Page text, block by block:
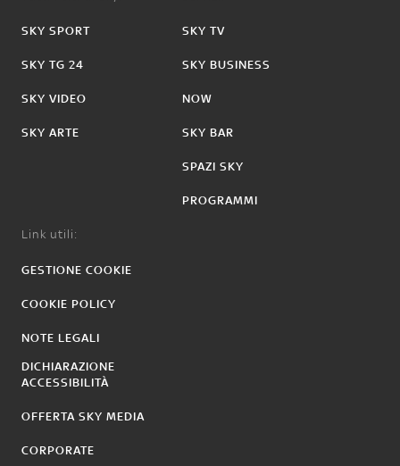
SKY SPORT
SKY TG 24
SKY VIDEO
SKY ARTE
SKY TV
SKY BUSINESS
NOW
SKY BAR
SPAZI SKY
PROGRAMMI
Link utili:
GESTIONE COOKIE
COOKIE POLICY
NOTE LEGALI
DICHIARAZIONE
ACCESSIBILITÀ
OFFERTA SKY MEDIA
CORPORATE